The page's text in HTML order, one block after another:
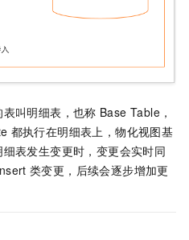
叫明细表，也称 Base Table，
都执行在明细表上，物化视图基
表发生变更时，变更会实时同
类变更，后续会逐步增加更